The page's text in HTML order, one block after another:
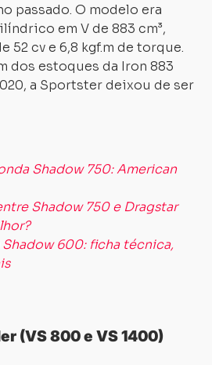
passado. O modelo era
em V de 883 cm³,
52 cv e 6,8 kgf.m de torque.
dos estoques da Iron 883
a Sportster deixou de ser
Shadow 750: American
Shadow 750 e Dragstar
Shadow 600: ficha técnica,
(VS 800 e VS 1400)